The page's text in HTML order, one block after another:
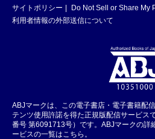
サイトポリシー
Do Not Sell or Share My
利用者情報の外部送信について
ABJマークは、この電子書店・電子書籍配
テンツ使用許諾を得た正規版配信サービス
番号 第6091713号）です。ABJマークの詳
ービスの一覧はこちら。